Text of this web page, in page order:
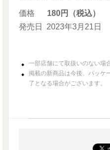
価格
180円（税込）
発売日
2023年3月21日
一部店舗にて取扱いのない場
掲載の新商品は今後、パッケ
了となる場合がございます。